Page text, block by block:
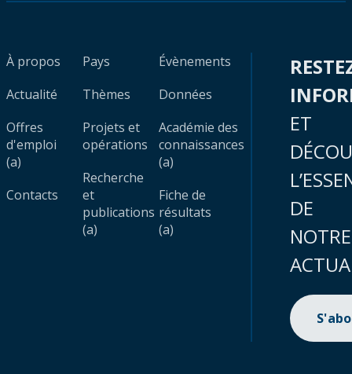
À propos
Actualité
Offres
d'emploi
(a)
Contacts
Pays
Thèmes
Projets et
opérations
Recherche
et
publications
(a)
Évènements
Données
Académie des
connaissances
(a)
Fiche de
résultats
(a)
ET
DE
NOTRE